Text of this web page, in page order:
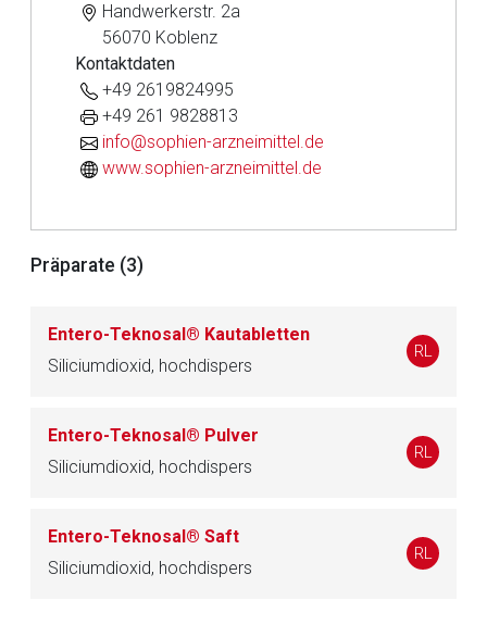
Handwerkerstr. 2a
56070 Koblenz
Kontaktdaten
+49 2619824995
+49 261 9828813
info@sophien-arzneimittel.de
www.sophien-arzneimittel.de
Präparate (3)
Entero-Teknosal® Kautabletten
Siliciumdioxid, hochdispers
RL
Entero-Teknosal® Pulver
Siliciumdioxid, hochdispers
RL
Entero-Teknosal® Saft
Siliciumdioxid, hochdispers
RL
Aufruf einer externen Seite
Der von Ihnen aufgerufene Link öffnet eine externe Web-
Seite. Für die Inhalte der externen Web-Seite ist deren
Betreiber verantwortlich. Ebenso gelten dort ggf. andere
Datenschutzbestimmungen.
Zurück zur rote-liste.de Zur Seite